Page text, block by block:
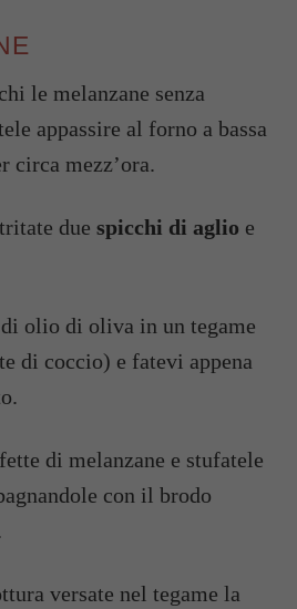
le melanzane senza
appassire al forno a bassa
circa mezz’ora.
due spicchi di aglio e
di olio di oliva in un tegame
di coccio) e fatevi appena
di melanzane e stufatele
con il brodo
versate nel tegame la